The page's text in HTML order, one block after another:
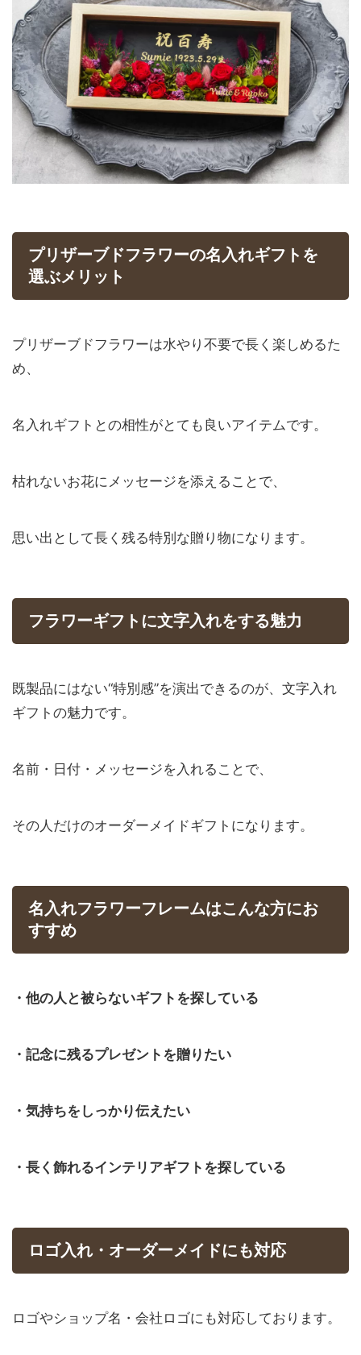
プリザーブドフラワーの名入れギフトを
選ぶメリット
プリザーブドフラワーは水やり不要で長く楽しめるた
め、
名入れギフトとの相性がとても良いアイテムです。
枯れないお花にメッセージを添えることで、
思い出として長く残る特別な贈り物になります。
フラワーギフトに文字入れをする魅力
既製品にはない“特別感”を演出できるのが、文字入れ
ギフトの魅力です。
名前・日付・メッセージを入れることで、
その人だけのオーダーメイドギフトになります。
名入れフラワーフレームはこんな方にお
すすめ
・他の人と被らないギフトを探している
・記念に残るプレゼントを贈りたい
・気持ちをしっかり伝えたい
・長く飾れるインテリアギフトを探している
ロゴ入れ・オーダーメイドにも対応
ロゴやショップ名・会社ロゴにも対応しております。